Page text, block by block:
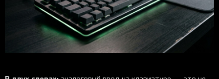
Рюкзаки
Аксессуары
Новинки
Pro Click
Аксессуары для мышей
Игровые мыши
Tartarus
Аксессуары для клавиатур
Все клавиатуры
Hammerhead
Аксессуары для аудио
Все аудио для ПК
Wireless Control Pod
Kraken Kitty
Контроллеры
Освещение
Goliathus
HyperFlux V2
Strider
Pro Click V2
Pro Click V2 Vertical
Pro Type Ergo
Pro Type
Аксессуары
Коллаборации
Synapse 4
iOS-приложения
Киберспорт
Игровые ивенты